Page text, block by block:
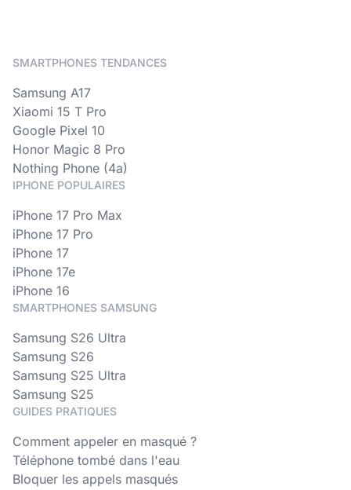
SMARTPHONES TENDANCES
Samsung A17
Xiaomi 15 T Pro
Google Pixel 10
Honor Magic 8 Pro
Nothing Phone (4a)
IPHONE POPULAIRES
iPhone 17 Pro Max
iPhone 17 Pro
iPhone 17
iPhone 17e
iPhone 16
SMARTPHONES SAMSUNG
Samsung S26 Ultra
Samsung S26
Samsung S25 Ultra
Samsung S25
GUIDES PRATIQUES
Comment appeler en masqué ?
Téléphone tombé dans l'eau
Bloquer les appels masqués